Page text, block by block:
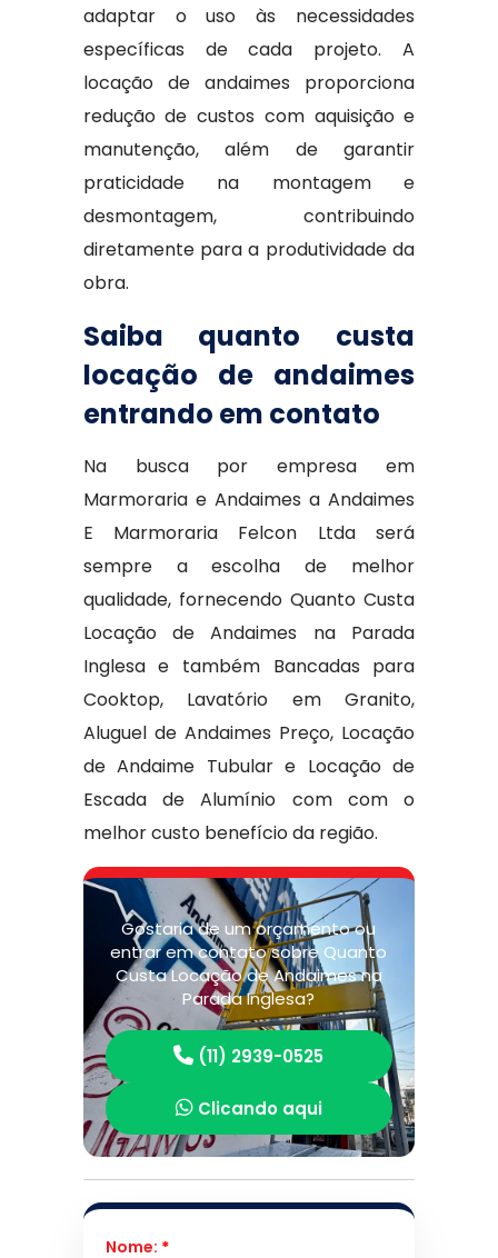
adaptar o uso às necessidades
específicas de cada projeto. A
locação de andaimes proporciona
redução de custos com aquisição e
manutenção, além de garantir
praticidade na montagem e
desmontagem, contribuindo
diretamente para a produtividade da
obra.
Saiba quanto custa
locação de andaimes
entrando em contato
Na busca por empresa em
Marmoraria e Andaimes a Andaimes
E Marmoraria Felcon Ltda será
sempre a escolha de melhor
qualidade, fornecendo Quanto Custa
Locação de Andaimes na Parada
Inglesa e também Bancadas para
Cooktop, Lavatório em Granito,
Aluguel de Andaimes Preço, Locação
de Andaime Tubular e Locação de
Escada de Alumínio com com o
melhor custo benefício da região.
Gostaria de um orçamento ou
entrar em contato sobre Quanto
Custa Locação de Andaimes na
Parada Inglesa?
(11) 2939-0525
Clicando aqui
Nome: *